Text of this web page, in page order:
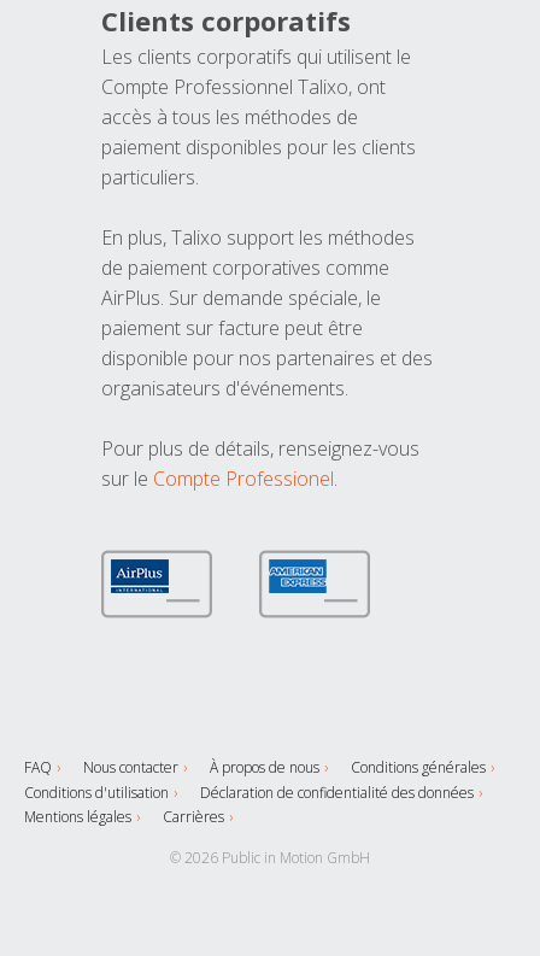
Clients corporatifs
Les clients corporatifs qui utilisent le
Compte Professionnel Talixo, ont
accès à tous les méthodes de
paiement disponibles pour les clients
particuliers.
En plus, Talixo support les méthodes
de paiement corporatives comme
AirPlus. Sur demande spéciale, le
paiement sur facture peut être
disponible pour nos partenaires et des
organisateurs d'événements.
Pour plus de détails, renseignez-vous
sur le Compte Professionel.
FAQ Nous contacter À propos de nous
Conditions générales
Conditions d'utilisation
Déclaration de confidentialité des données
Mentions légales
Carrières
© 2026 Public in Motion GmbH